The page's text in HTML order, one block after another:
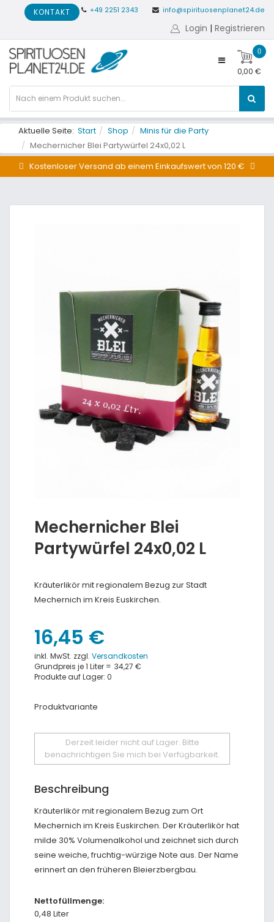
+49 2251 2343 info@spirituosenplanet24.de
KONTAKT
Login | Registrieren
0
0,00 €
Aktuelle Seite: Start Shop
Minis für die Party
Mechernicher Blei Partywürfel 24x0,02 L
Kostenloser Versand ab einem Einkaufswert von 120 €
Mechernicher Blei
Partywürfel 24x0,02 L
Kräuterlikör mit regionalem Bezug zur Stadt
Mechernich im Kreis Euskirchen.
16,45 €
inkl. MwSt. zzgl. Versandkosten
Grundpreis je 1 Liter = 34,27 €
Produkte auf Lager: 0
Produktvariante
Derzeit leider nicht auf Lager. Bitte
benachrichtigen Sie mich bei Verfügbarkeit.
Beschreibung
Kräuterlikör mit regionalem Bezug zum Ort
Mechernich im Kreis Euskirchen. Der Kräuterlikör hat
milde 30% Volumenalkohol und zeichnet sich durch
seine weiche, fruchtig-würzige Note aus. Der Name
erinnert an den früheren Bleierzbergbau.
Nettofüllmenge:
0,48 Liter